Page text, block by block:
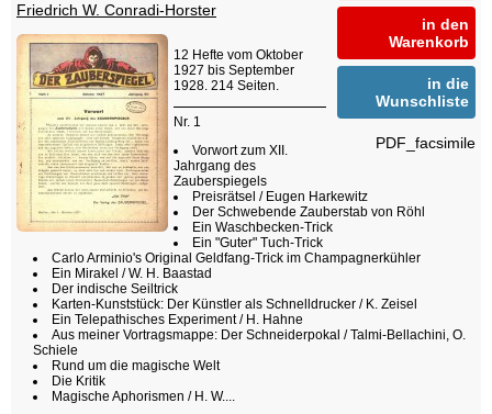
in den
Warenkorb
in die
Wunschliste
PDF_facsimile
Friedrich W. Conradi-Horster
12 Hefte vom Oktober
1927 bis September
1928. 214 Seiten.
Nr. 1
Vorwort zum XII.
Jahrgang des
Zauberspiegels
Preisrätsel / Eugen Harkewitz
Der Schwebende Zauberstab von Röhl
Ein Waschbecken-Trick
Ein "Guter" Tuch-Trick
Carlo Arminio's Original Geldfang-Trick im Champagnerkühler
Ein Mirakel / W. H. Baastad
Der indische Seiltrick
Karten-Kunststück: Der Künstler als Schnelldrucker / K. Zeisel
Ein Telepathisches Experiment / H. Hahne
Aus meiner Vortragsmappe: Der Schneiderpokal / Talmi-Bellachini, O.
Schiele
Rund um die magische Welt
Die Kritik
Magische Aphorismen / H. W....